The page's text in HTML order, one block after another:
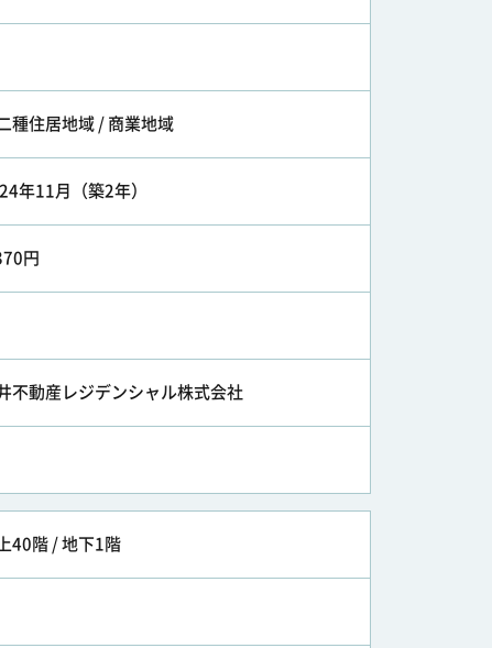
種住居地域 / 商業地域
年11月（築2年）
円
不動産レジデンシャル株式会社
40階 / 地下1階